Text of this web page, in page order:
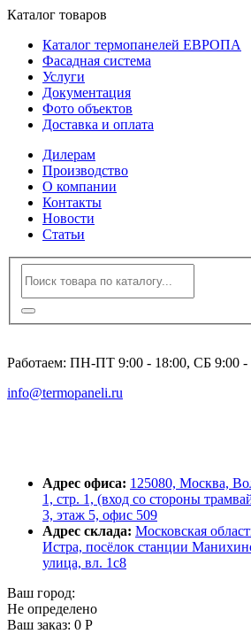
Каталог товаров
Каталог термопанелей ЕВРОПА
Фасадная система
Услуги
Документация
Фото объектов
Доставка и оплата
Дилерам
Производство
О компании
Контакты
Новости
Статьи
Работаем: ПН-ПТ 9:00 - 18:00, СБ 9:00 -
info@termopaneli.ru
Адрес офиса: 125080, Москва,
1, стр. 1, (вход со стороны
3, этаж 5, офис 509
Адрес склада: Московская
Истра, посёлок станции
улица, вл. 1с8
Ваш город:
Не определено
Ваш заказ: 0 Р